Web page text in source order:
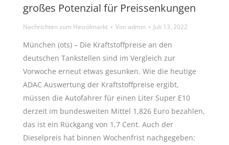
großes Potenzial für Preissenkungen
Nachrichten zum Heizölmarkt Vonadmin Juli 13, 2022
München (ots) – Die Kraftstoffpreise an den
deutschen Tankstellen sind im Vergleich zur
Vorwoche erneut etwas gesunken. Wie die heutige
ADAC Auswertung der Kraftstoffpreise ergibt,
müssen die Autofahrer für einen Liter Super E10
derzeit im bundesweiten Mittel 1,826 Euro bezahlen,
das ist ein Rückgang von 1,7 Cent. Auch der
Dieselpreis hat binnen Wochenfrist nachgegeben: